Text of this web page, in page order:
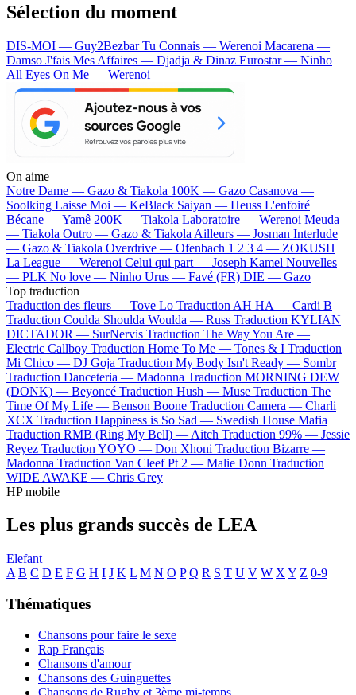
Sélection du moment
DIS-MOI — Guy2BezbarTu Connais — Werenoi Macarena —
Damso J'fais Mes Affaires — Djadja & Dinaz Eurostar — Ninho
All Eyes On Me — Werenoi
On aime
Notre Dame — Gazo & Tiakola 100K — Gazo Casanova —
Soolking Laisse Moi — KeBlack Saiyan — Heuss L'enfoiré
Bécane —Yamê 200K — Tiakola Laboratoire — Werenoi Meuda
— Tiakola Outro — Gazo & Tiakola Ailleurs — Josman Interlude
— Gazo & Tiakola Overdrive — Ofenbach 1 2 3 4 — ZOKUSH
La League — Werenoi Celui qui part — Joseph Kamel Nouvelles
— PLK No love — Ninho Urus — Favé (FR) DIE — Gazo
Top traduction
Traduction des fleurs — Tove Lo Traduction AH HA — Cardi B
Traduction Coulda Shoulda Woulda — Russ Traduction KYLIAN
DICTADOR — SurNervis Traduction The Way You Are —
Electric Callboy Traduction Home To Me — Tones & I Traduction
Mi Chico — DJ Goja Traduction My Body Isn't Ready — Sombr
Traduction Danceteria — Madonna Traduction MORNING DEW
(DONK) — Beyoncé Traduction Hush — Muse Traduction The
Time Of My Life — Benson Boone Traduction Camera — Charli
XCX Traduction Happiness is So Sad — Swedish House Mafia
Traduction RMB (Ring My Bell) — Aitch Traduction 99% — Jessie
Reyez Traduction YOYO — Don Xhoni Traduction Bizarre —
Madonna Traduction Van Cleef Pt 2 — Malie Donn Traduction
WIDE AWAKE — Chris Grey
HP mobile
Les plus grands succès de LEA
Elefant
A B C D E F G H I J K L M N O P Q R S T U V W X Y Z 0-9
Thématiques
Chansons pour faire le sexe
Rap Français
Chansons d'amour
Chansons des Guinguettes
Chansons de Rugby et 3ème mi-temps